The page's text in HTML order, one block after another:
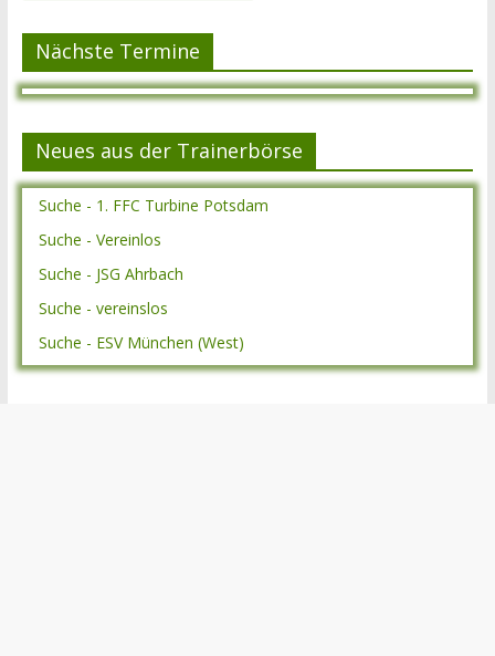
Nächste Termine
Neues aus der Trainerbörse
Suche - 1. FFC Turbine Potsdam
Suche - Vereinlos
Suche - JSG Ahrbach
Suche - vereinslos
Suche - ESV München (West)